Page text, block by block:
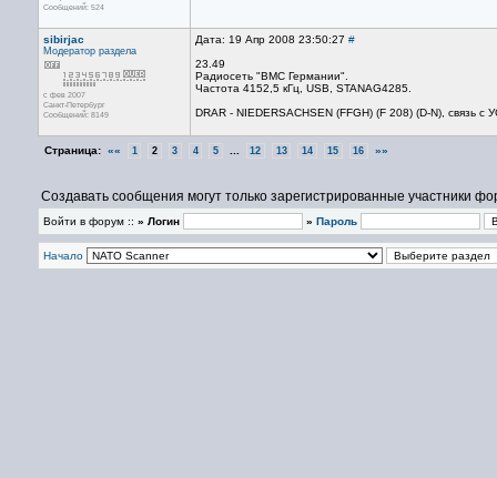
Сообщений: 524
sibirjac
Модератор раздела
с фев 2007
Санкт-Петербург
Сообщений: 8149
Дата: 19 Апр 2008 23:50:27 #
23.49
Радиосеть "ВМС Германии".
Частота 4152,5 кГц, USB, STANAG4285.
DRAR - NIEDERSACHSEN (FFGH) (F 208) (D-N), связь с
Страница: «« 1 2 3 4 5 12 13 14 15 16 »»
Создавать сообщения могут только зарегистрированные участники
Войти в форум :: » Логин » Пароль
Начало